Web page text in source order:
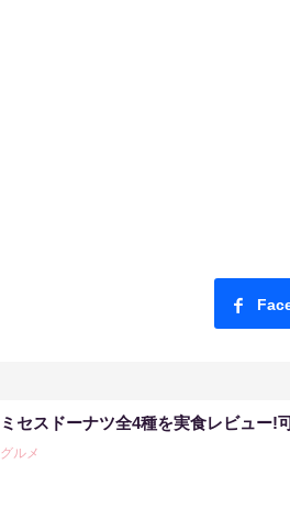
ミセスドーナツ全4種を実食レビュー!
グルメ